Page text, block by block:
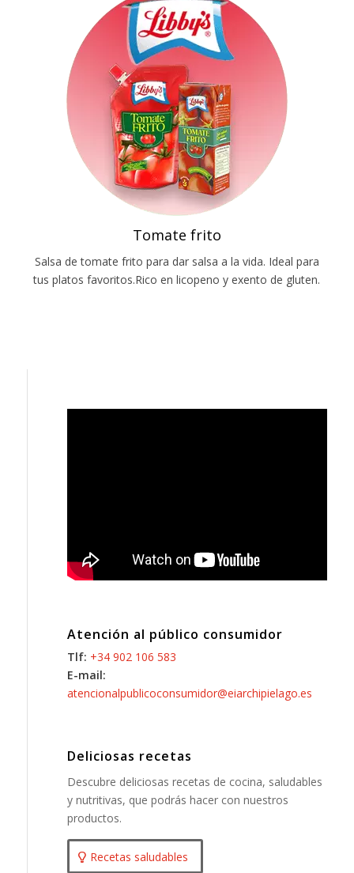
Tomate frito
Salsa de tomate frito para dar salsa a la vida. Ideal para
tus platos favoritos.Rico en licopeno y exento de gluten.
Atención al público consumidor
Tlf: +34 902 106 583
E-mail:
atencionalpublicoconsumidor@eiarchipielago.es
Deliciosas recetas
Descubre deliciosas recetas de cocina, saludables
y nutritivas, que podrás hacer con nuestros
productos.
Recetas saludables